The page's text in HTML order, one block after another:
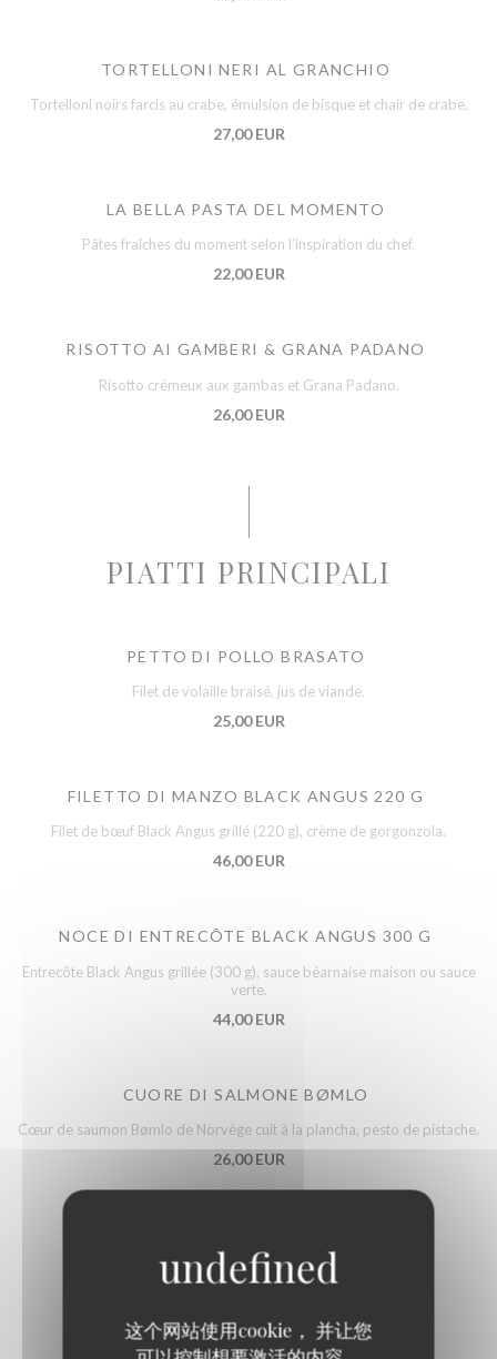
这个网站使用cookie， 并让您
TORTELLONI NERI AL GRANCHIO
Tortelloni noirs farcis au crabe, émulsion de bisque et chair de crabe.
27,00 EUR
LA BELLA PASTA DEL MOMENTO
Pâtes fraîches du moment selon l’inspiration du chef.
22,00 EUR
RISOTTO AI GAMBERI & GRANA PADANO
Risotto crémeux aux gambas et Grana Padano.
26,00 EUR
PIATTI PRINCIPALI
PETTO DI POLLO BRASATO
Filet de volaille braisé, jus de viande.
25,00 EUR
FILETTO DI MANZO BLACK ANGUS 220 G
Filet de bœuf Black Angus grillé (220 g), crème de gorgonzola.
46,00 EUR
NOCE DI ENTRECÔTE BLACK ANGUS 300 G
Entrecôte Black Angus grillée (300 g), sauce béarnaise maison ou sauce
verte.
44,00 EUR
CUORE DI SALMONE BØMLO
Cœur de saumon Bømlo de Norvège cuit à la plancha, pesto de pistache.
26,00 EUR
Poulpe grillé, sauce vierge à l’italienne.